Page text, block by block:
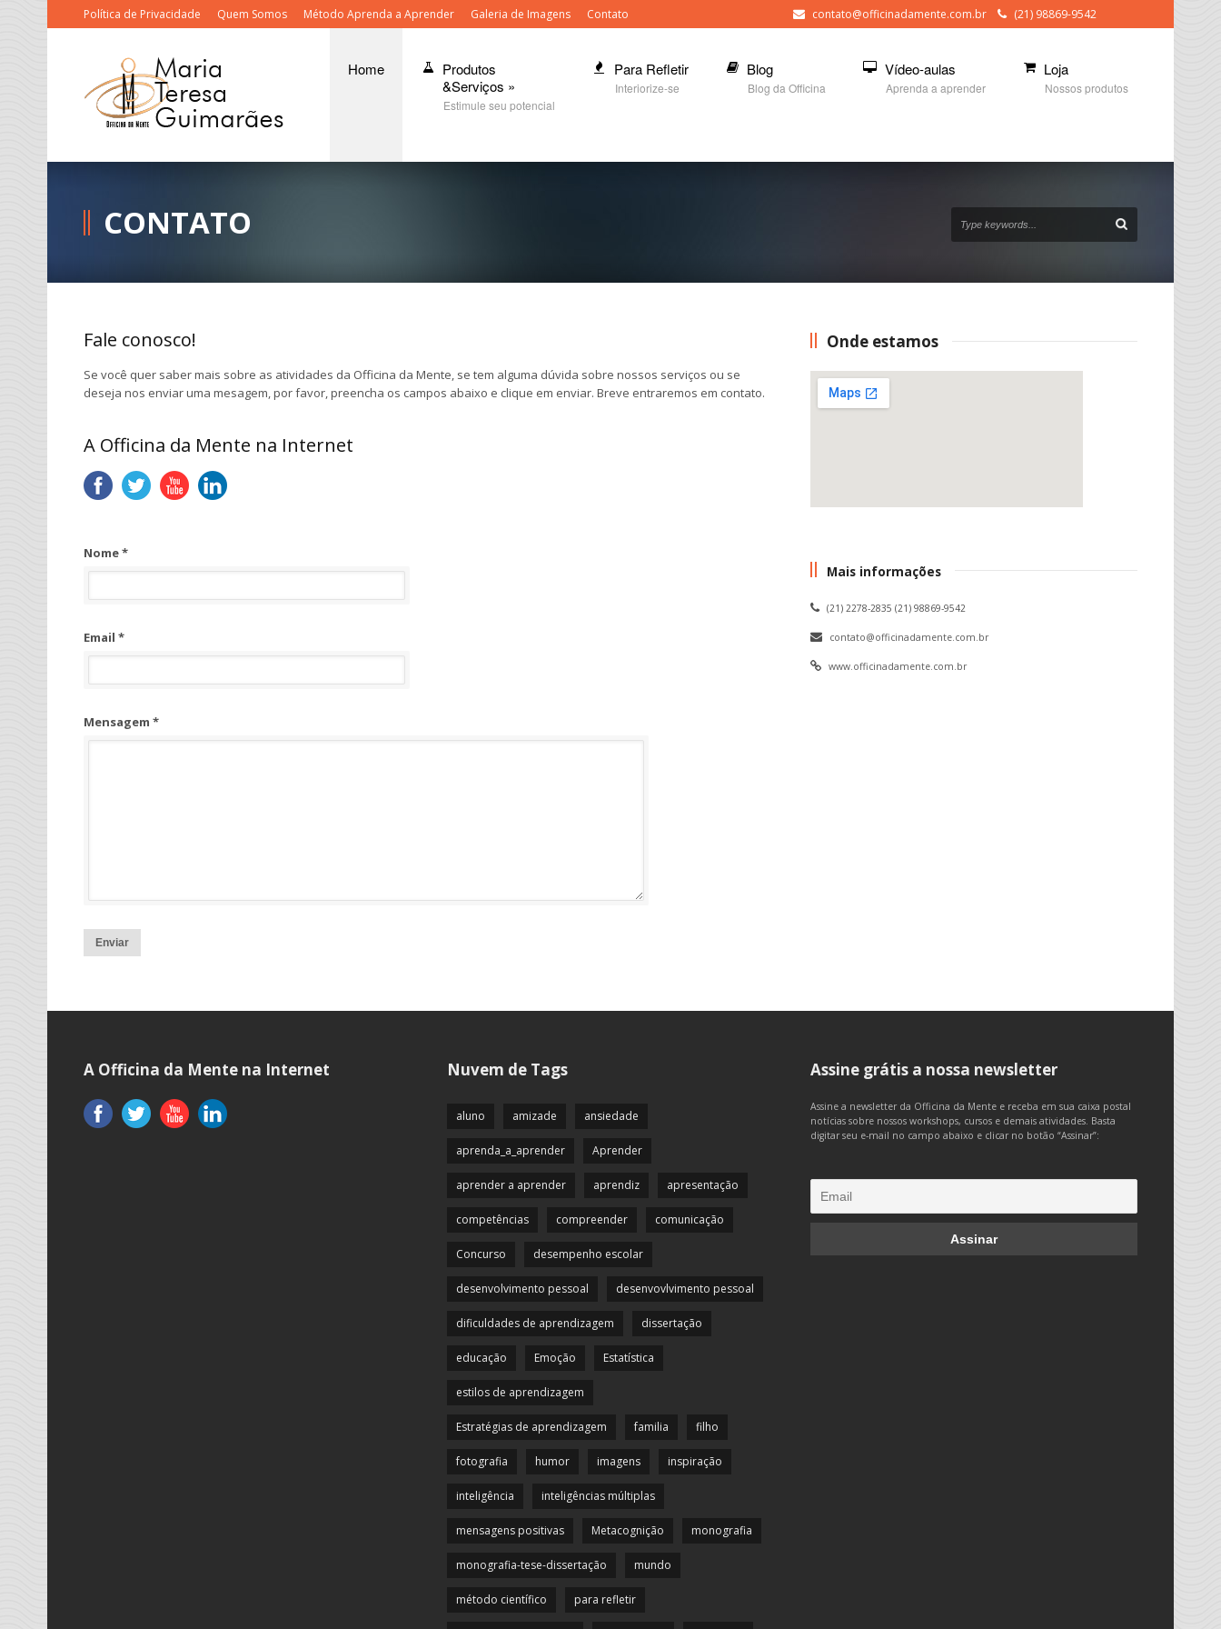
Política de Privacidade Quem Somos Método Aprenda a Aprender Galeria de Imagens Contato contato@officinadamente.com.br (21) 98869-9542
Home
Produtos
&Serviços »
Estimule seu potencial
Para Refletir
Interiorize-se
Blog
Blog da Officina
Vídeo-aulas
Aprenda a aprender
Loja
Nossos produtos
CONTATO
Fale conosco!
Se você quer saber mais sobre as atividades da Officina da Mente, se tem alguma dúvida sobre nossos serviços ou se
deseja nos enviar uma mesagem, por favor, preencha os campos abaixo e clique em enviar. Breve entraremos em contato.
A Officina da Mente na Internet
Nome *
Email *
Mensagem *
Enviar
Onde estamos
Mais informações
(21) 2278-2835 (21) 98869-9542
contato@officinadamente.com.br
www.officinadamente.com.br
A Officina da Mente na Internet Nuvem de Tags
aluno amizade ansiedade
aprenda_a_aprender Aprender
aprender a aprender aprendiz apresentação
competências compreender comunicação
Concurso desempenho escolar
desenvolvimento pessoal desenvovlvimento pessoal
dificuldades de aprendizagem dissertação
educação Emoção Estatística
estilos de aprendizagem
Estratégias de aprendizagem familia filho
fotografia humor imagens inspiração
inteligência inteligências múltiplas
mensagens positivas Metacognição monografia
monografia-tese-dissertação mundo
método científico para refletir
Assine grátis a nossa newsletter
Assine a newsletter da Officina da Mente e receba em sua caixa postal
notícias sobre nossos workshops, cursos e demais atividades. Basta
digitar seu e-mail no campo abaixo e clicar no botão “Assinar”: